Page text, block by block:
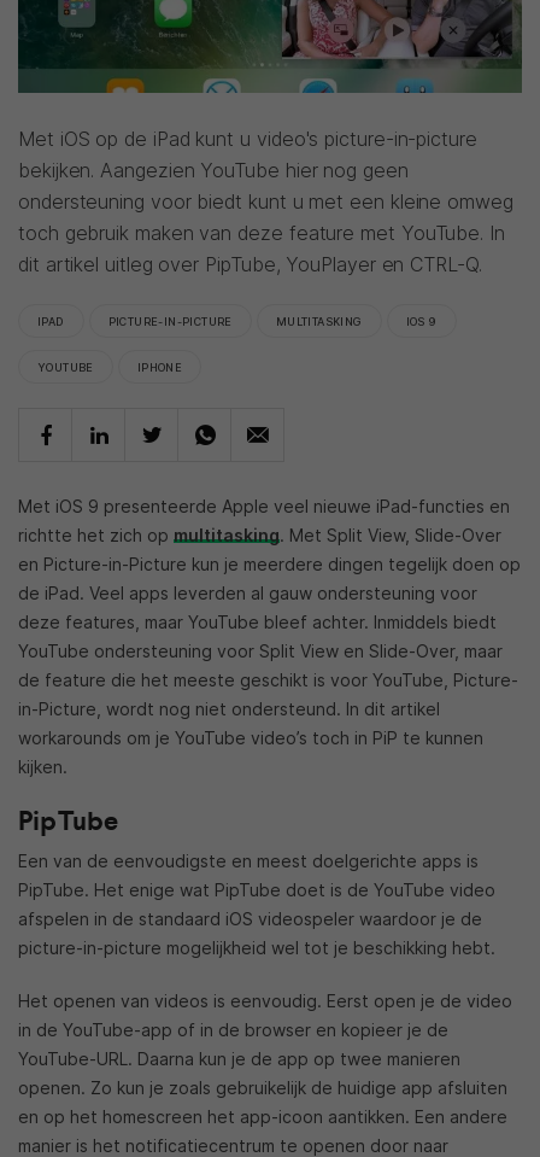
Met iOS op de iPad kunt u video's picture-in-picture
bekijken. Aangezien YouTube hier nog geen
ondersteuning voor biedt kunt u met een kleine omweg
toch gebruik maken van deze feature met YouTube. In
dit artikel uitleg over PipTube, YouPlayer en CTRL-Q.
IPAD PICTURE-IN-PICTURE MULTITASKING IOS 9
YOUTUBE IPHONE
Met iOS 9 presenteerde Apple veel nieuwe iPad-functies en
richtte het zich op multitasking. Met Split View, Slide-Over
en Picture-in-Picture kun je meerdere dingen tegelijk doen op
de iPad. Veel apps leverden al gauw ondersteuning voor
deze features, maar YouTube bleef achter. Inmiddels biedt
YouTube ondersteuning voor Split View en Slide-Over, maar
de feature die het meeste geschikt is voor YouTube, Picture-
in-Picture, wordt nog niet ondersteund. In dit artikel
workarounds om je YouTube video’s toch in PiP te kunnen
kijken.
PipTube
Een van de eenvoudigste en meest doelgerichte apps is
PipTube. Het enige wat PipTube doet is de YouTube video
afspelen in de standaard iOS videospeler waardoor je de
picture-in-picture mogelijkheid wel tot je beschikking hebt.
Het openen van videos is eenvoudig. Eerst open je de video
in de YouTube-app of in de browser en kopieer je de
YouTube-URL. Daarna kun je de app op twee manieren
openen. Zo kun je zoals gebruikelijk de huidige app afsluiten
en op het homescreen het app-icoon aantikken. Een andere
manier is het notificatiecentrum te openen door naar